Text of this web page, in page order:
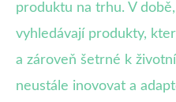
produktu na trhu. V
vyhledávají produkty,
a zároveň šetrné k
neustále inovovat a